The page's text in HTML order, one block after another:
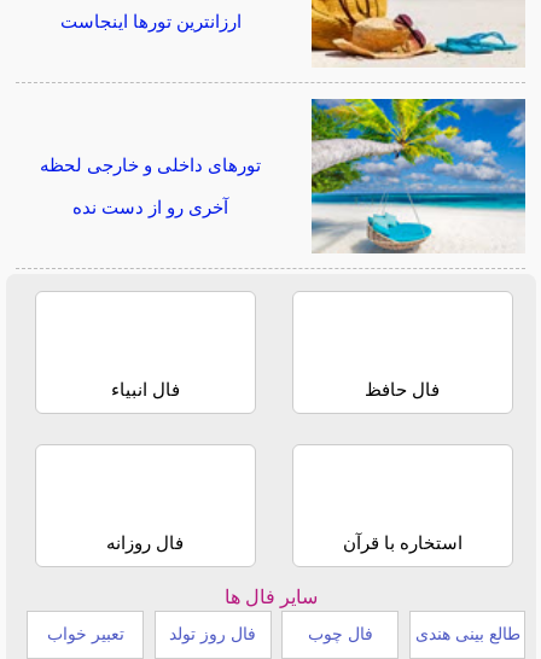
ارزانترین تورها اینجاست
تورهای داخلی و خارجی لحظه
آخری رو از دست نده
فال حافظ فال انبیاء
استخاره با قرآن فال روزانه
سایر فال ها
طالع بینی هندی فال چوب فال روز تولد تعبیر خواب